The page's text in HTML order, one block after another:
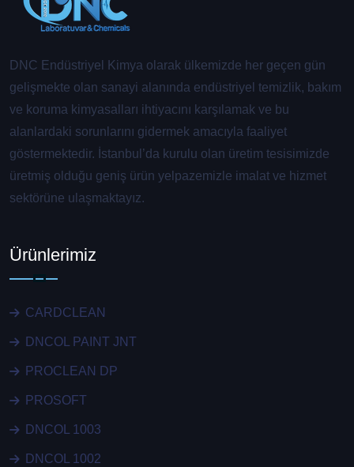
DNC Endüstriyel Kimya olarak ülkemizde her geçen gün
gelişmekte olan sanayi alanında endüstriyel temizlik, bakım
ve koruma kimyasalları ihtiyacını karşılamak ve bu
alanlardaki sorunlarını gidermek amacıyla faaliyet
göstermektedir. İstanbul’da kurulu olan üretim tesisimizde
üretmiş olduğu geniş ürün yelpazemizle imalat ve hizmet
sektörüne ulaşmaktayız.
Ürünlerimiz
CARDCLEAN
DNCOL PAINT JNT
PROCLEAN DP
PROSOFT
DNCOL 1003
DNCOL 1002